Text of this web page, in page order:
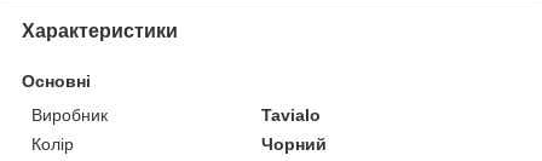
Характеристики
Основні
Виробник
Tavialo
Колір
Чорний